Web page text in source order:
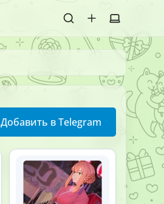
Добавить в Telegram